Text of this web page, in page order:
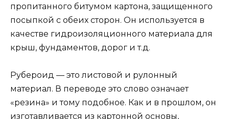
пропитанного битумом картона, защищенного
посыпкой с обеих сторон. Он используется в
качестве гидроизоляционного материала для
крыш, фундаментов, дорог и т.д.
Рубероид — это листовой и рулонный
материал. В переводе это слово означает
«резина» и тому подобное. Как и в прошлом, он
изготавливается из картонной основы,